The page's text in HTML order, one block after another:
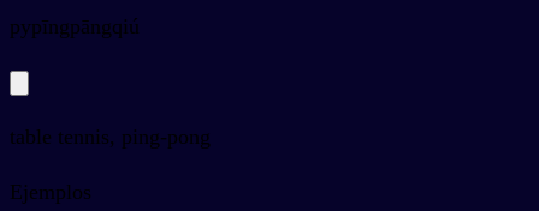
pypīngpāngqiú
table tennis, ping-pong
Ejemplos